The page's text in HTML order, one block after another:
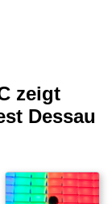
zeigt
Dessau